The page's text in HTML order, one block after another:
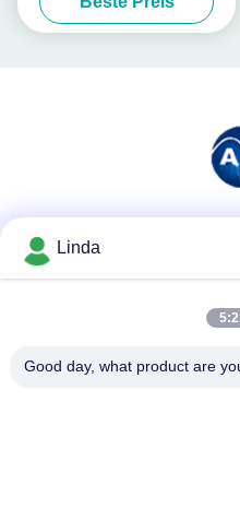
Linda
Good day, what product are